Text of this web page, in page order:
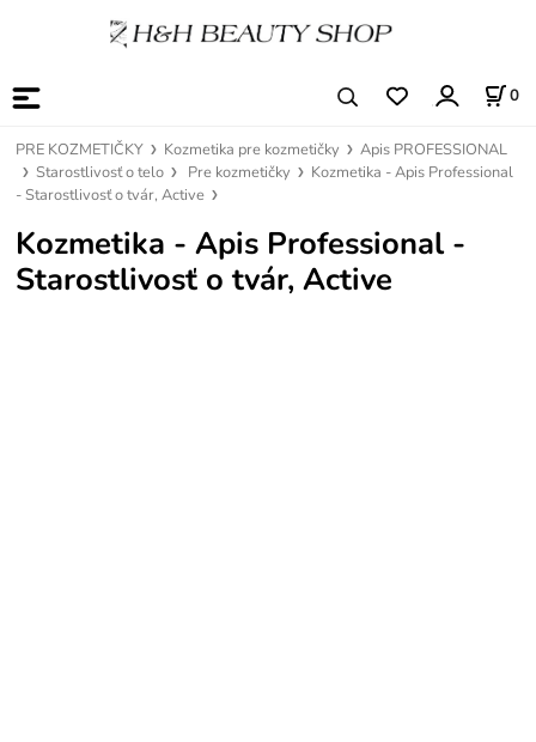
0
PRE KOZMETIČKY Kozmetika pre kozmetičky
Apis PROFESSIONAL
Starostlivosť o telo
Pre kozmetičky
Kozmetika - Apis Professional
- Starostlivosť o tvár, Active
Kozmetika - Apis Professional -
Starostlivosť o tvár, Active